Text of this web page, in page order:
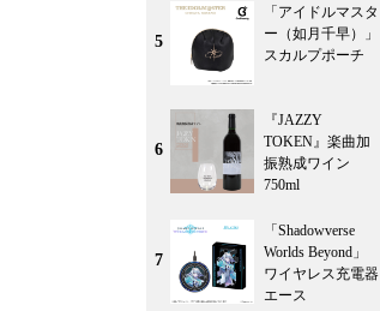
5
「アイドルマスタ
ー（如月千早）」
スカルプポーチ
6
『JAZZY
TOKEN』楽曲加
振熟成ワイン
750ml
7
「Shadowverse
Worlds Beyond」
ワイヤレス充電器
エース